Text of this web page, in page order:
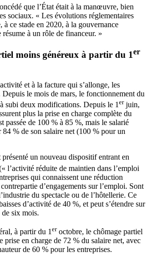
que l’État était à la manœuvre, bien
sociaux. « Les évolutions réglementaires
à ce stade en 2020, à la gouvernance
à un rôle de financeur. »
moins généreux à partir du 1er
et à la facture qui s’allonge, les
Depuis le mois de mars, le fonctionnement du
subi deux modifications. Depuis le 1 erjuin,
plus la prise en charge complète du
passée de 100 % à 85 %, mais le salarié
% de son salaire net (100 % pour un
présenté un nouveau dispositif entrant en
l’activité réduite de maintien dans l’emploi
qui connaissent une réduction
d’engagements sur l’emploi. Sont
du spectacle ou de l’hôtellerie. Ce
d’activité de 40 %, et peut s’étendre sur
de six mois.
à partir du 1 eroctobre, le chômage partiel
prise en charge de 72 % du salaire net, avec
de 60 % pour les entreprises.